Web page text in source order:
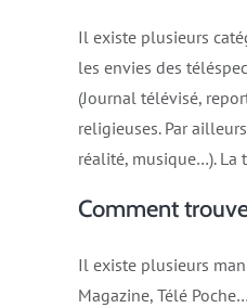
Il existe plusieurs
les envies des
(Journal télévisé,
religieuses. Par
réalité, musique…). La
Comment
Il existe plusieurs
Magazine, Télé